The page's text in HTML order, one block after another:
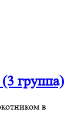
группа)
в